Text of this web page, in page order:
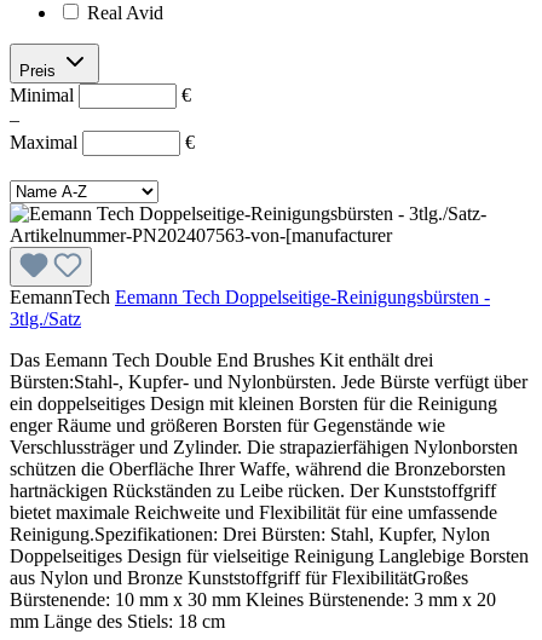
Real Avid
Preis
Minimal
€
–
Maximal
€
EemannTech Eemann Tech Doppelseitige-Reinigungsbürsten -
3tlg./Satz
Das Eemann Tech Double End Brushes Kit enthält drei
Bürsten:Stahl-, Kupfer- und Nylonbürsten. Jede Bürste verfügt über
ein doppelseitiges Design mit kleinen Borsten für die Reinigung
enger Räume und größeren Borsten für Gegenstände wie
Verschlussträger und Zylinder. Die strapazierfähigen Nylonborsten
schützen die Oberfläche Ihrer Waffe, während die Bronzeborsten
hartnäckigen Rückständen zu Leibe rücken. Der Kunststoffgriff
bietet maximale Reichweite und Flexibilität für eine umfassende
Reinigung.Spezifikationen: Drei Bürsten: Stahl, Kupfer, Nylon
Doppelseitiges Design für vielseitige Reinigung Langlebige Borsten
aus Nylon und Bronze Kunststoffgriff für FlexibilitätGroßes
Bürstenende: 10 mm x 30 mm Kleines Bürstenende: 3 mm x 20
mm Länge des Stiels: 18 cm